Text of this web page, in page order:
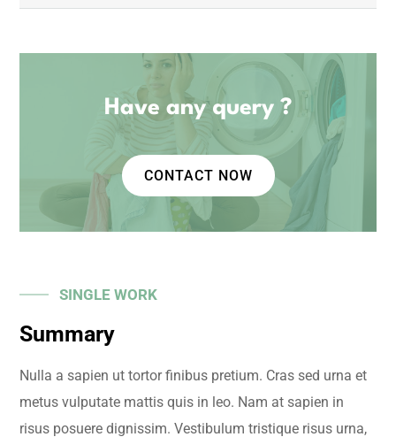
Have any query ?
CONTACT NOW
SINGLE WORK
Summary
Nulla a sapien ut tortor finibus pretium. Cras sed urna et
metus vulputate mattis quis in leo. Nam at sapien in
risus posuere dignissim. Vestibulum tristique risus urna,